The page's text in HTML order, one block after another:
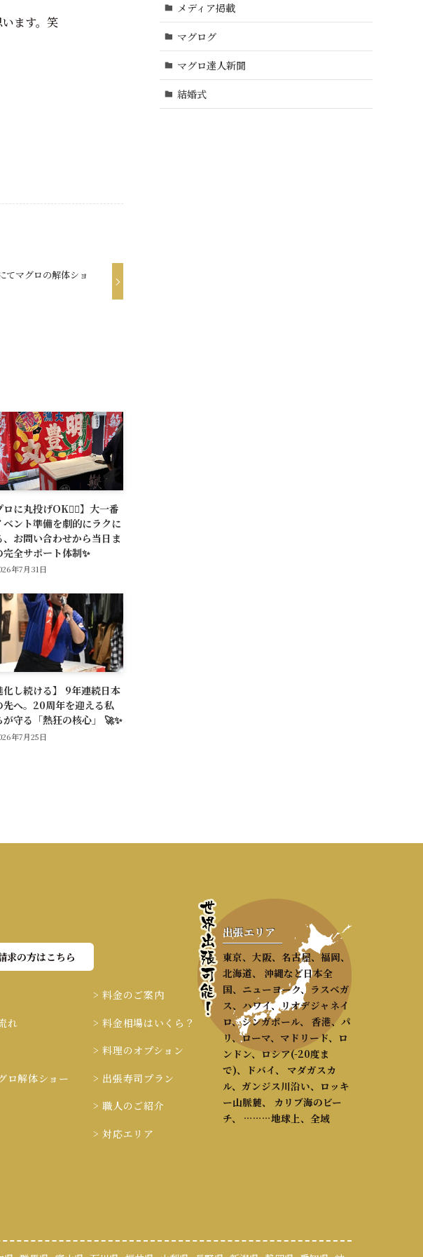
ます。笑
マグロの解体ショ
ロに丸投げOK🙆‍♂️】大一番
ベント準備を劇的にラクに
、お問い合わせから当日ま
完全サポート体制✨
年7月31日
化し続ける】 9年連続日本
先へ。20周年を迎える私
が守る「熱狂の核心」 🚀✨
年7月25日
メディア掲載
マグログ
マグロ達人新聞
結婚式
求の方はこちら
れ
ロ解体ショー
> 料金のご案内
> 料金相場はいくら？
> 料理のオプション
> 出張寿司プラン
> 職人のご紹介
> 対応エリア
出張エリア
東京、大阪、名古屋、福岡、
北海道、 沖縄など日本全
国、ニューヨーク、ラスベガ
ス、ハワイ、リオデジャネイ
ロ、シンガポール、 香港、パ
リ、ローマ、マドリード、ロ
ンドン、ロシア(-20度ま
で)、ドバイ、 マダガスカ
ル、ガンジス川沿い、ロッキ
ー山脈麓、 カリブ海のビー
チ、 ………地球上、全域